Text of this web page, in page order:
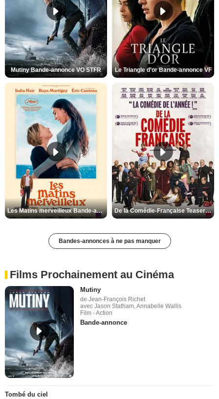
Mutiny Bande-annonce VO STFR Le Triangle d'or Bande-annonce VF
Les Matins merveilleux Bande-annonce VF De la Comédie-Française Teaser VF
Bandes-annonces à ne pas manquer
Films Prochainement au Cinéma
Mutiny
de Jean-François Richet
avec Jason Statham, Annabelle Wallis
Film - Action
Bande-annonce
Tombé du ciel